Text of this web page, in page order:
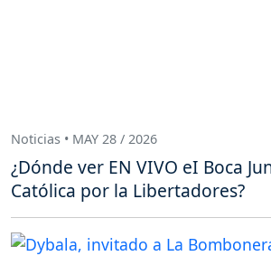
Noticias • MAY 28 / 2026
¿Dónde ver EN VIVO eI Boca
Católica por la Libertadores?